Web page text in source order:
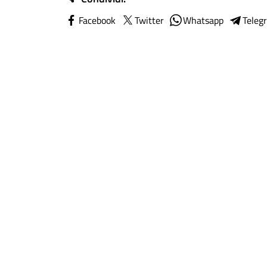
Facebook Twitter Whatsapp